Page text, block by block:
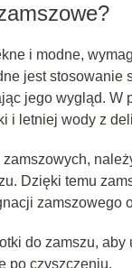
i modne,
jest
jego wygląd.
i letniej wody z
Dzięki temu
zamszowego
do zamszu, aby
po czyszczeniu.